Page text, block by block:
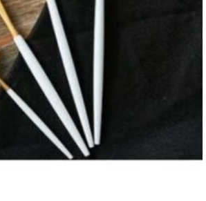
agrandar